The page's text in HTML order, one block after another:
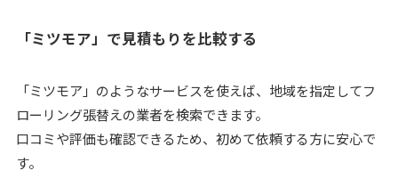
「ミツモア」で見積もりを比較する
「ミツモア」のようなサービスを使えば、地域を指定してフ
ローリング張替えの業者を検索できます。
口コミや評価も確認できるため、初めて依頼する方に安心で
す。